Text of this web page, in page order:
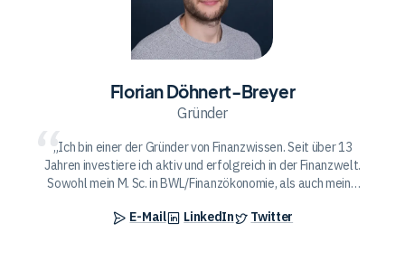
Florian Döhnert-Breyer
Gründer
Ich bin einer der Gründer von Finanzwissen. Seit über 13
Jahren investiere ich aktiv und erfolgreich in der Finanzwelt.
Sowohl mein M. Sc. in BWL/Finanzökonomie, als auch meine
helfen mir, fundierte Investment-Entscheidungen zu treffen.
E-Mail LinkedIn Twitter